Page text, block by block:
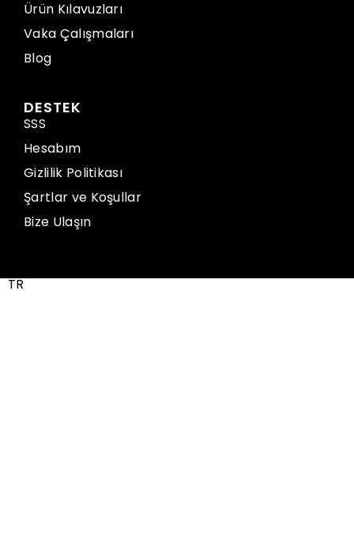
Ürün Kılavuzları
Vaka Çalışmaları
Blog
DESTEK
SSS
Hesabım
Gizlilik Politikası
Şartlar ve Koşullar
Bize Ulaşın
TR